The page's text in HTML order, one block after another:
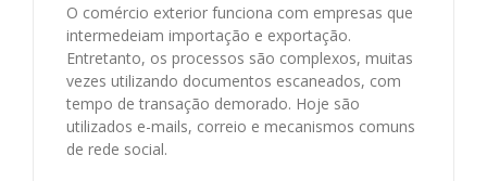
O comércio exterior funciona com empresas que
intermedeiam importação e exportação.
Entretanto, os processos são complexos, muitas
vezes utilizando documentos escaneados, com
tempo de transação demorado. Hoje são
utilizados e-mails, correio e mecanismos comuns
de rede social.